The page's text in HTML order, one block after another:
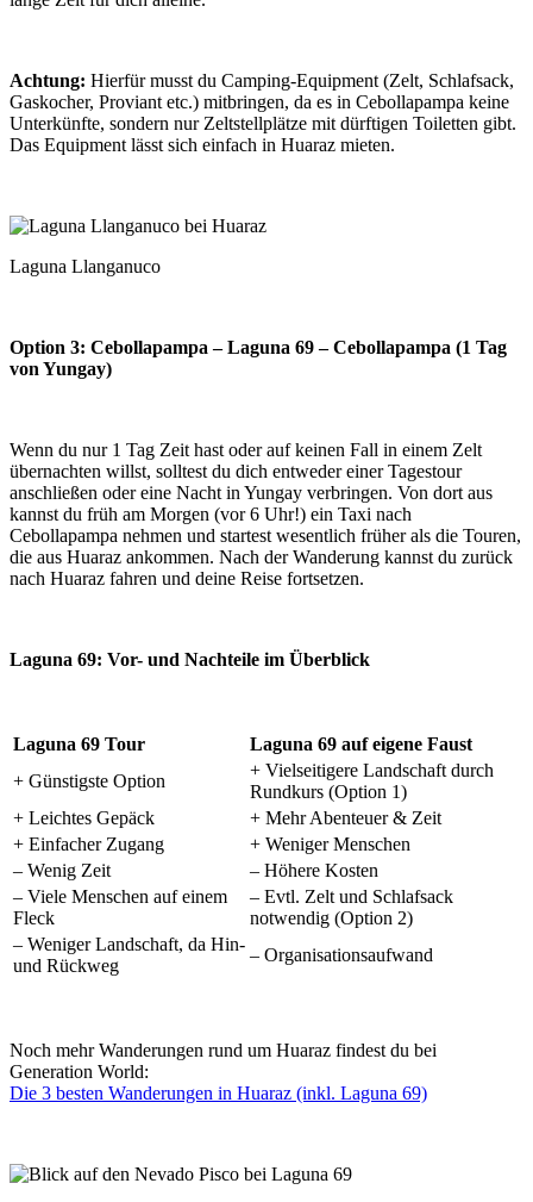
Achtung: Hierfür musst du Camping-Equipment (Zelt, Schlafsack,
Gaskocher, Proviant etc.) mitbringen, da es in Cebollapampa keine
Unterkünfte, sondern nur Zeltstellplätze mit dürftigen Toiletten gibt.
Das Equipment lässt sich einfach in Huaraz mieten.
Laguna Llanganuco
Option 3: Cebollapampa – Laguna 69 – Cebollapampa (1 Tag
von Yungay)
Wenn du nur 1 Tag Zeit hast oder auf keinen Fall in einem Zelt
übernachten willst, solltest du dich entweder einer Tagestour
anschließen oder eine Nacht in Yungay verbringen. Von dort aus
kannst du früh am Morgen (vor 6 Uhr!) ein Taxi nach
Cebollapampa nehmen und startest wesentlich früher als die Touren,
die aus Huaraz ankommen. Nach der Wanderung kannst du zurück
nach Huaraz fahren und deine Reise fortsetzen.
Laguna 69: Vor- und Nachteile im Überblick
Laguna 69 Tour
Laguna 69 auf eigene Faust
+ Günstigste Option
+ Vielseitigere Landschaft durch
Rundkurs (Option 1)
+ Leichtes Gepäck
+ Mehr Abenteuer & Zeit
+ Einfacher Zugang
+ Weniger Menschen
– Wenig Zeit
– Höhere Kosten
– Viele Menschen auf einem
Fleck
– Evtl. Zelt und Schlafsack
notwendig (Option 2)
– Weniger Landschaft, da Hin-
und Rückweg
– Organisationsaufwand
Noch mehr Wanderungen rund um Huaraz findest du bei
Generation World:
Die 3 besten Wanderungen in Huaraz (inkl. Laguna 69)